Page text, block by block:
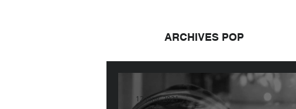
ARCHIVES POP
12 janv. 2021